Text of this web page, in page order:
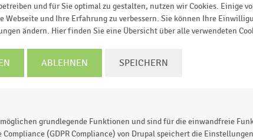
© Handelsdaten 2026
Kommunen im Rahmen der
Trends und Entwicklungen im Einzelhandel, auf
seit der Pandemie
im Vergleich zum Vor-
Ininnerstädtischen Geschäftsstraßenist aus Sicht
und für Sie optimal zu gestalten, nutzen wir Cookies. Einige
Webseite und Ihre Erfahrung zu verbessern. Sie können Ihre
ändern. Hier finden Sie eine Übersicht über alle verwendeten
ABLEHNEN SPEICHERN
grundlegende Funktionen und sind für die einwandfreie
(GDPR Compliance) von Drupal speichert die